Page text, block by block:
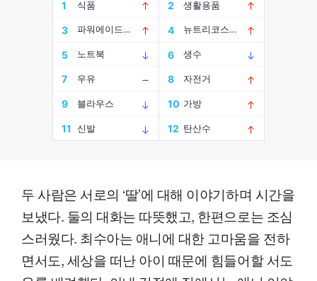
두 사람은 서로의 ‘딸’에 대해 이야기하며 시간을
보냈다. 둘의 대화는 따뜻했고, 한편으로는 조심
스러웠다. 최수아는 애니에 대한 고마움을 전하
면서도, 세상을 떠난 아이 때문에 힘들어할 서도